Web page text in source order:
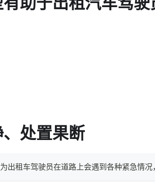
处置果断
租车驾驶员在道路上会遇到各种紧急情